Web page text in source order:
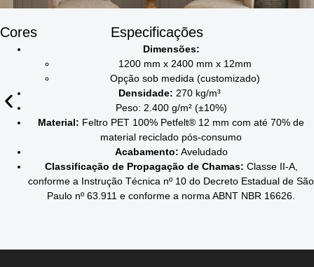
Especificações
Dimensões:
1200 mm x 2400 mm x 12mm
Opção sob medida (customizado)
Densidade: 270 kg/m³
​​Peso: 2.400 g/m² (±10%)
Material: Feltro PET 100% Petfelt® 12 mm com até 70% de
material reciclado pós-consumo
Acabamento: Aveludado
Classificação de Propagação de Chamas: Classe II-A,
conforme a Instrução Técnica nº 10 do Decreto Estadual de São
Paulo nº 63.911 e conforme a norma ABNT NBR 16626.
Cores
P06
–
Amêndoa
P28
–
All
P54
–
Âmbar
P18
–
Carmim
P03
–
Tangerina
P39
–
Concreto
P05
–
Areia
P35
–
Turquesa
P56
–
Oceano
P12
–
Grafite
P25
–
Siena
P52
–
Kentucky
P11
–
Lavanda
P20
–
Pétala
P36
–
Névoa
P45
–
Mocca
P55
–
Pistache
P33
–
Royal
P21
–
Ferrugem
Steel
P30
–
Camurça
P34
–
Musgo
P19
–
Violet